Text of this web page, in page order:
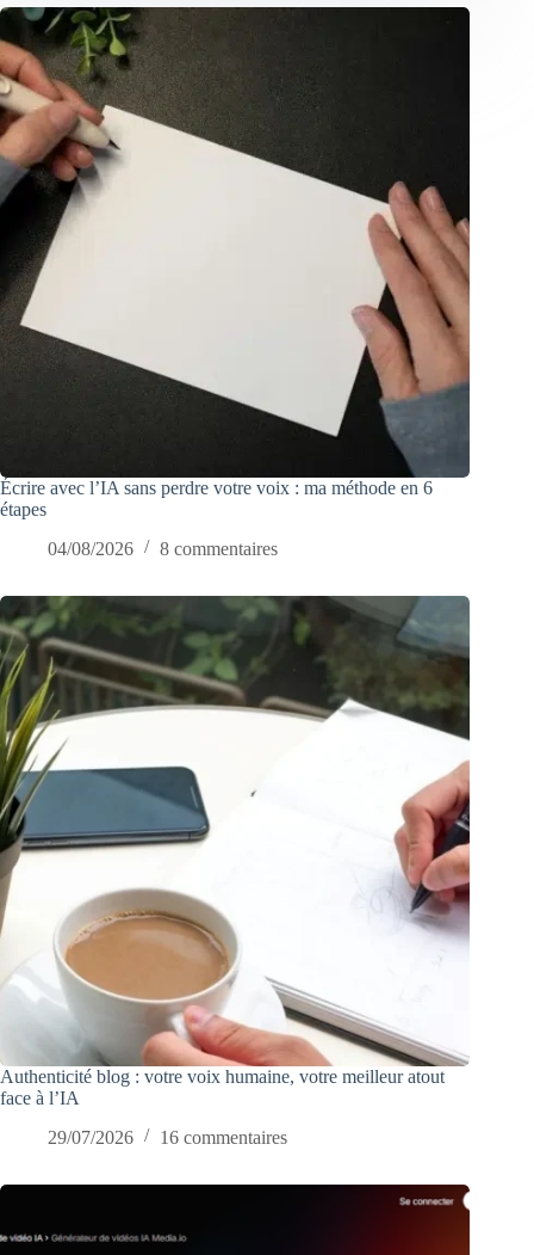
Écrire avec l’IA sans perdre votre voix : ma méthode en 6
étapes
04/08/2026
8 commentaires
Authenticité blog : votre voix humaine, votre meilleur atout
face à l’IA
29/07/2026
16 commentaires